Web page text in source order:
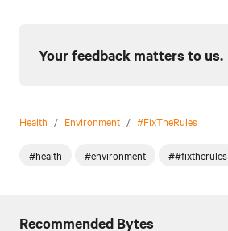
Your feedback matters to us.
Health / Environment / #FixTheRules
#health #environment ##fixtherules
Recommended Bytes